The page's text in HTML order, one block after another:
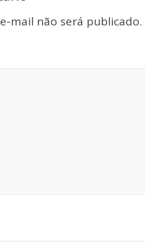
mail não será publicado.